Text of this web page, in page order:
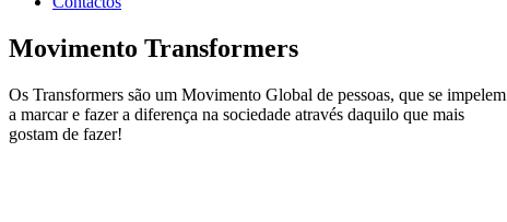
Movimento Transformers
Os Transformers são um Movimento Global de pessoas, que se impelem
a marcar e fazer a diferença na sociedade através daquilo que mais
gostam de fazer!